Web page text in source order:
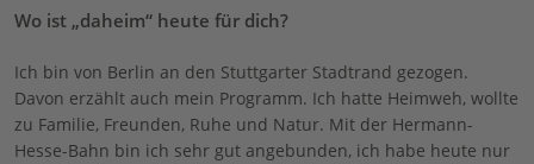
Wo ist „daheim“ heute für dich?
Ich bin von Berlin an den Stuttgarter Stadtrand gezogen.
Davon erzählt auch mein Programm. Ich hatte Heimweh, wollte
zu Familie, Freunden, Ruhe und Natur. Mit der Hermann-
Hesse-Bahn bin ich sehr gut angebunden, ich habe heute nur